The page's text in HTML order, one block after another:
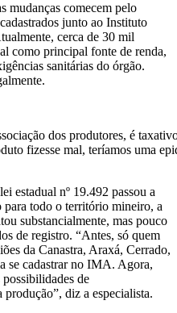
mudanças comecem pelo
junto ao Instituto
cerca de 30 mil
como principal fonte de renda,
sanitárias do órgão.
dos produtores, é
fizesse mal, teríamos uma
estadual nº 19.492 passou a
para todo o território mineiro, a
substancialmente, mas pouco
de registro. “Antes, só quem
da Canastra, Araxá, Cerrado,
se cadastrar no IMA. Agora,
de
diz a especialista.